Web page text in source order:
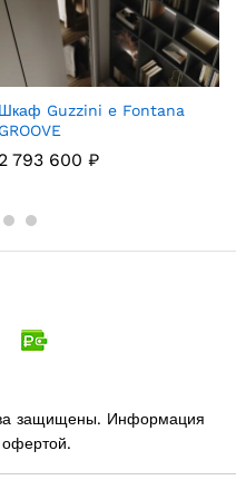
Шкаф Guzzini e Fontana
GROOVE
2 793 600 ₽
защищены. Информация
офертой.